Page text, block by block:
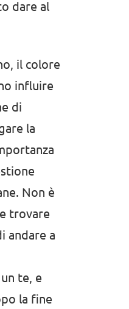
dare al
il colore
influire
di
la
Non è
trovare
andare a
te, e
la fine